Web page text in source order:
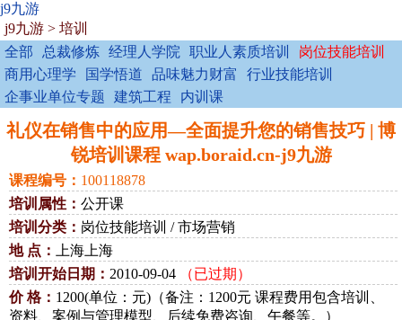
j9九游
j9九游 > 培训
全部
总裁修炼 经理人学院 职业人素质培训
岗位技能培训
商用心理学
国学悟道 品味魅力财富
行业技能培训
企事业单位专题
建筑工程 内训课
礼仪在销售中的应用—全面提升您的销售技巧 | 博
锐培训课程 wap.boraid.cn-j9九游
课程编号： 100118878
培训属性： 公开课
培训分类： 岗位技能培训 / 市场营销
地 点：
上海上海
培训开始日期： 2010-09-04
（已过期）
价 格： 1200(单位：元)（备注：1200元 课程费用包含培训、
资料、案例与管理模型、后续免费咨询、午餐等。）